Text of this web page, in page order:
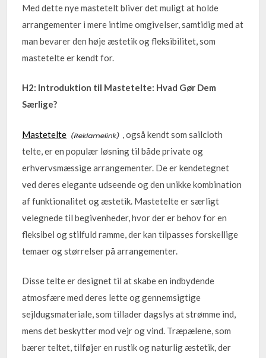
Med dette nye mastetelt bliver det muligt at holde
arrangementer i mere intime omgivelser, samtidig med at
man bevarer den høje æstetik og fleksibilitet, som
mastetelte er kendt for.
H2: Introduktion til Mastetelte: Hvad Gør Dem
Særlige?
Mastetelte
, også kendt som sailcloth
telte, er en populær løsning til både private og
erhvervsmæssige arrangementer. De er kendetegnet
ved deres elegante udseende og den unikke kombination
af funktionalitet og æstetik. Mastetelte er særligt
velegnede til begivenheder, hvor der er behov for en
fleksibel og stilfuld ramme, der kan tilpasses forskellige
temaer og størrelser på arrangementer.
Disse telte er designet til at skabe en indbydende
atmosfære med deres lette og gennemsigtige
sejldugsmateriale, som tillader dagslys at strømme ind,
mens det beskytter mod vejr og vind. Træpælene, som
bærer teltet, tilføjer en rustik og naturlig æstetik, der